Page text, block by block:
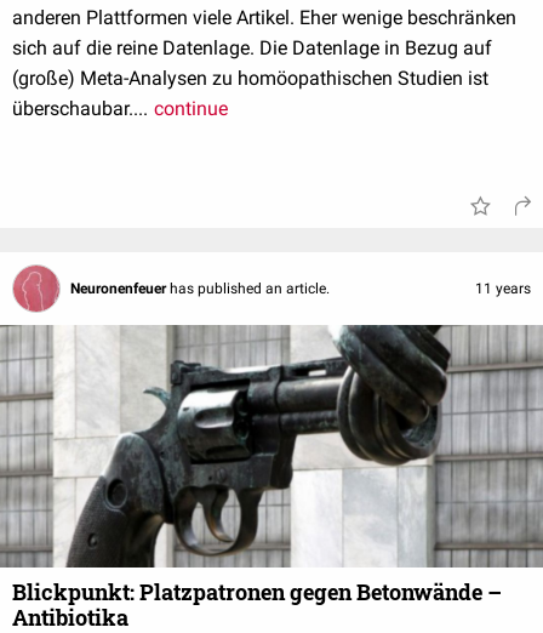
anderen Plattformen viele Artikel. Eher wenige beschränken
sich auf die reine Datenlage. Die Datenlage in Bezug auf
(große) Meta-Analysen zu homöopathischen Studien ist
überschaubar.... continue
Neuronenfeuer has published an article. 11 years
Blickpunkt: Platzpatronen gegen Betonwände –
Antibiotika